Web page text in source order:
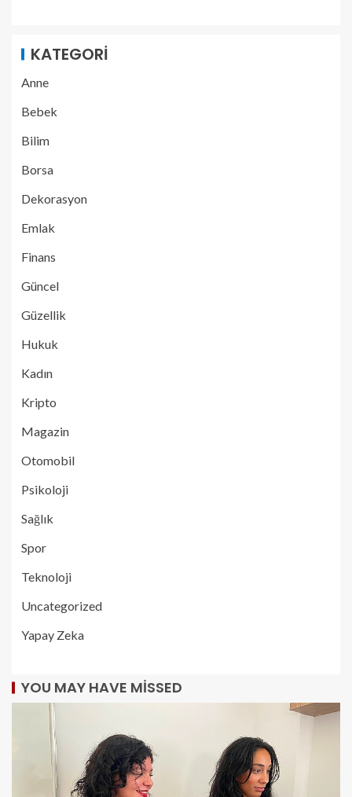
KATEGORI
Anne
Bebek
Bilim
Borsa
Dekorasyon
Emlak
Finans
Güncel
Güzellik
Hukuk
Kadın
Kripto
Magazin
Otomobil
Psikoloji
Sağlık
Spor
Teknoloji
Uncategorized
Yapay Zeka
YOU MAY HAVE MISSED